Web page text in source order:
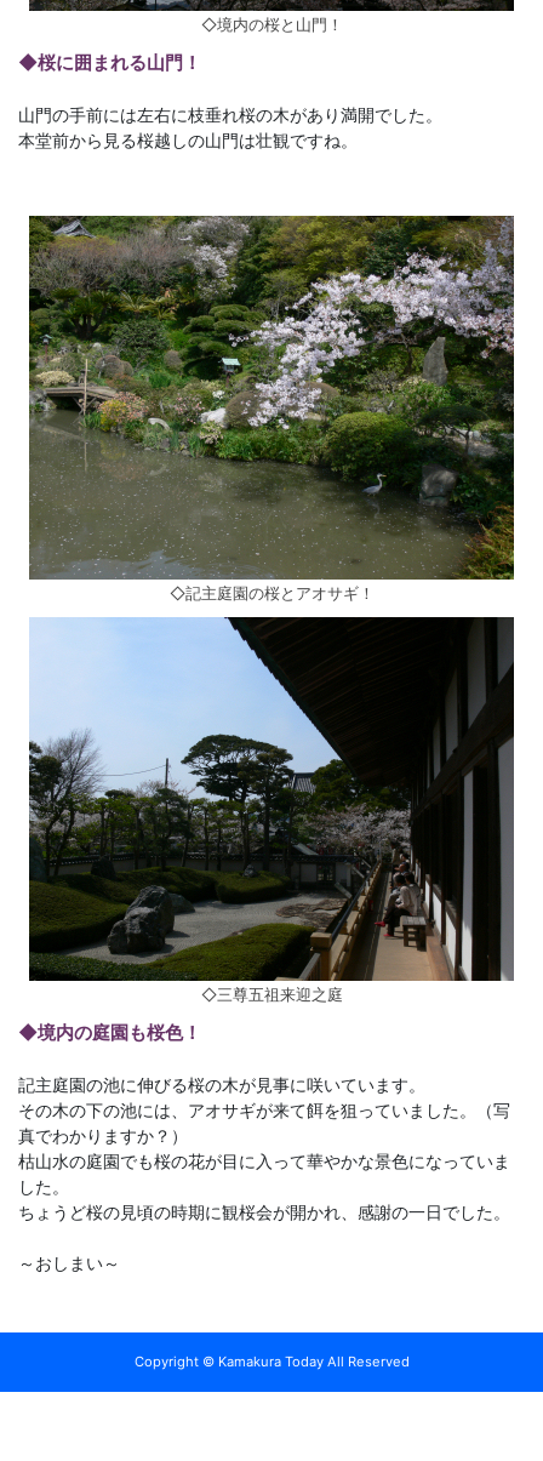
◇境内の桜と山門！
◆桜に囲まれる山門！
山門の手前には左右に枝垂れ桜の木があり満開でした。
本堂前から見る桜越しの山門は壮観ですね。
◇記主庭園の桜とアオサギ！
◇三尊五祖来迎之庭
◆境内の庭園も桜色！
記主庭園の池に伸びる桜の木が見事に咲いています。
その木の下の池には、アオサギが来て餌を狙っていました。（写
真でわかりますか？）
枯山水の庭園でも桜の花が目に入って華やかな景色になっていま
した。
ちょうど桜の見頃の時期に観桜会が開かれ、感謝の一日でした。
～おしまい～
Copyright © Kamakura Today All Reserved